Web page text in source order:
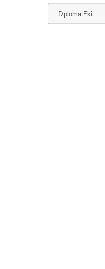
Diploma Eki